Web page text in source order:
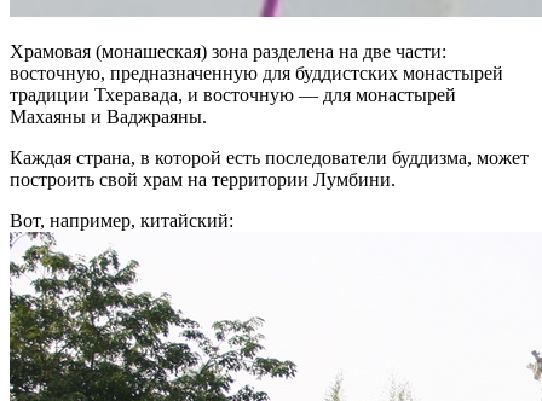
Храмовая (монашеская) зона разделена на две части:
восточную, предназначенную для буддистских монастырей
традиции Тхеравада, и восточную — для монастырей
Махаяны и Ваджраяны.
Каждая страна, в которой есть последователи буддизма, может
построить свой храм на территории Лумбини.
Вот, например, китайский: